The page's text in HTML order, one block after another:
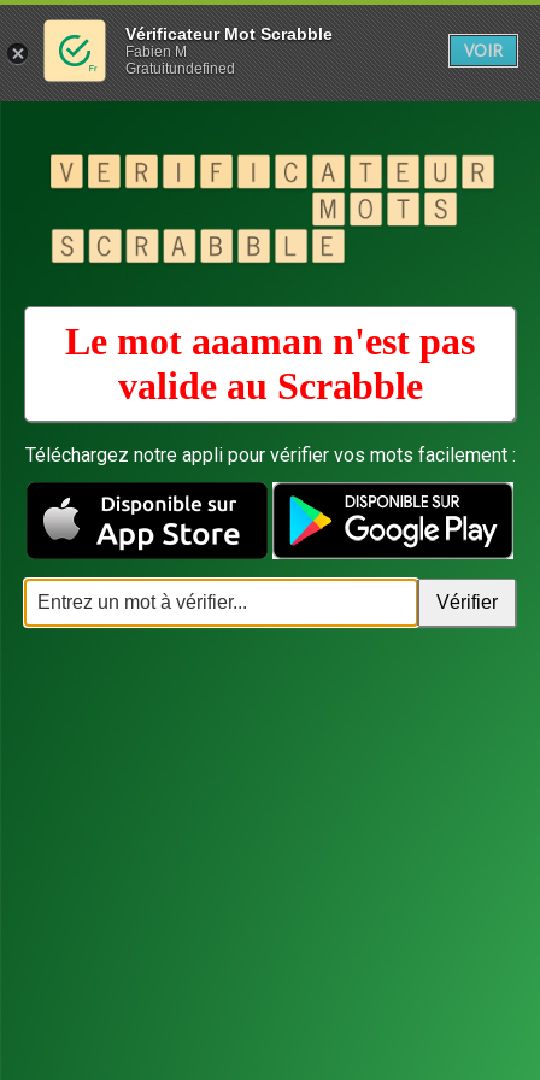
Le mot aaaman n'est pas
valide au Scrabble
Téléchargez notre appli pour vérifier vos mots facilement :
Vérificateur Mot Scrabble
Fabien M
Gratuitundefined
VOIR